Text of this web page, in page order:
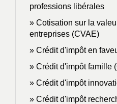
professions libérales
Cotisation sur la
entreprises (CVAE)
Crédit d'impôt en
Crédit d'impôt famille
Crédit d'impôt
Crédit d'impôt